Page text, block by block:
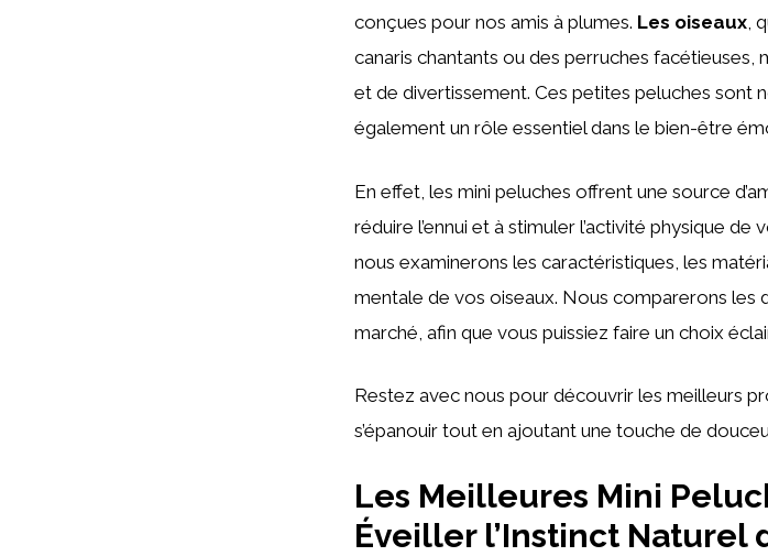
conçues pour nos amis à plumes. Les oiseaux,
canaris chantants ou des perruches
et de divertissement. Ces petites peluches sont
également un rôle essentiel dans le bien-être
En effet, les mini peluches offrent une source
réduire l’ennui et à stimuler l’activité physique
nous examinerons les caractéristiques, les
mentale de vos oiseaux. Nous comparerons les
marché, afin que vous puissiez faire un choix
Restez avec nous pour découvrir les meilleurs
s’épanouir tout en ajoutant une touche de
Les Meilleures Mini
Éveiller l’Instinct Naturel